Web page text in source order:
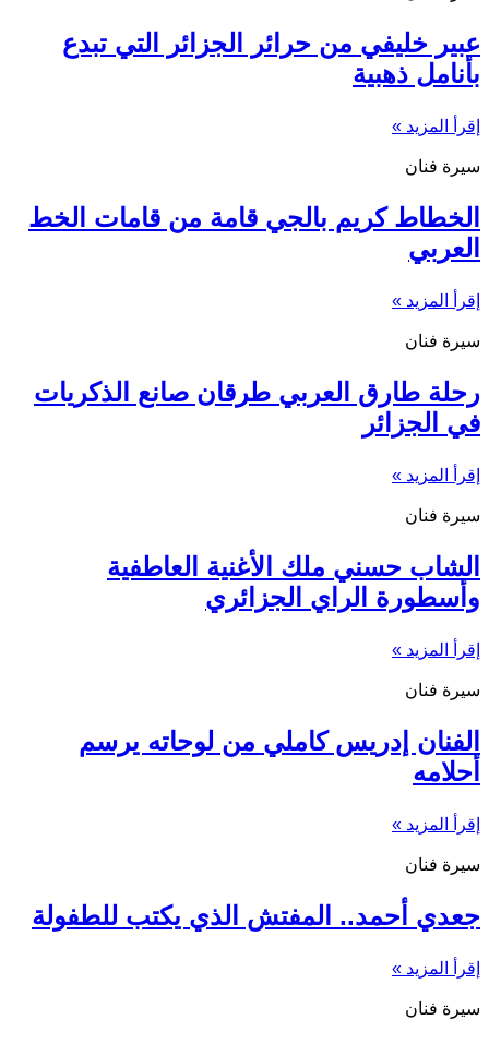
عبير خليفي من حرائر الجزائر التي تبدع
بأنامل ذهبية
إقرأ المزيد »
سيرة فنان
الخطاط كريم بالجي قامة من قامات الخط
العربي
إقرأ المزيد »
سيرة فنان
رحلة طارق العربي طرقان صانع الذكريات
في الجزائر
إقرأ المزيد »
سيرة فنان
الشاب حسني ملك الأغنية العاطفية
وأسطورة الراي الجزائري
إقرأ المزيد »
سيرة فنان
الفنان إدريس كاملي من لوحاته يرسم
أحلامه
إقرأ المزيد »
سيرة فنان
جعدي أحمد.. المفتش الذي يكتب للطفولة
إقرأ المزيد »
سيرة فنان